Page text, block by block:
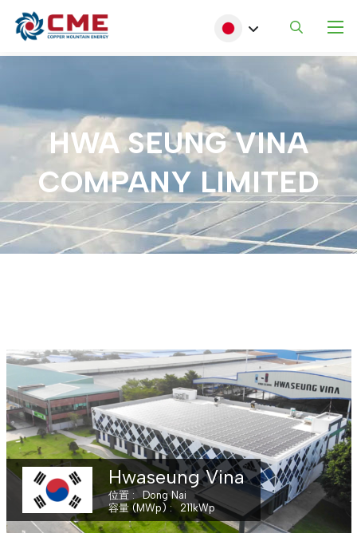
メインコンテンツに移動
Select your language
HWA SEUNG VINA
COMPANY LIMITED
Hwaseung Vina
位置
Dong Nai
容量 (MWp)
211kWp